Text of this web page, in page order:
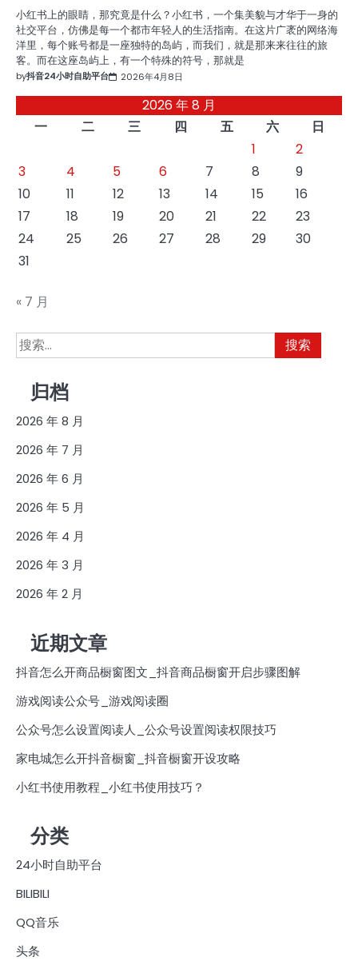
小红书上的眼睛，那究竟是什么？小红书，一个集美貌与才华于一身的
社交平台，仿佛是每一个都市年轻人的生活指南。在这片广袤的网络海
洋里，每个账号都是一座独特的岛屿，而我们，就是那来来往往的旅
客。而在这座岛屿上，有一个特殊的符号，那就是
by抖音24小时自助平台 2026年4月8日
2026 年 8 月
一
二 三 四 五 六
日
1
2
3
4 5 6 7 8
9
10
11 12 13 14 15
16
17
18 19 20 21 22
23
24
25 26 27 28 29
30
31
« 7 月
搜
索：
归档
2026 年 8 月
2026 年 7 月
2026 年 6 月
2026 年 5 月
2026 年 4 月
2026 年 3 月
2026 年 2 月
近期文章
抖音怎么开商品橱窗图文_抖音商品橱窗开启步骤图解
游戏阅读公众号_游戏阅读圈
公众号怎么设置阅读人_公众号设置阅读权限技巧
家电城怎么开抖音橱窗_抖音橱窗开设攻略
小红书使用教程_小红书使用技巧？
分类
24小时自助平台
BILIBILI
QQ音乐
头条